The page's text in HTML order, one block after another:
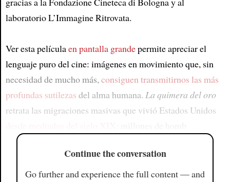
laboratorio L’Immagine Ritrovata.
Ver esta películaen pantalla grandepermite apreciar el
lenguaje puro del cine: imágenes en movimiento que, sin
necesidad de mucho más,consiguen transmitirnos las más
profundas sutilezas del alma humana. La quimera del oro
retrata las migraciones masivas que vivió Estados Unidos
Continue the conversation
Go further and experience the full content — and